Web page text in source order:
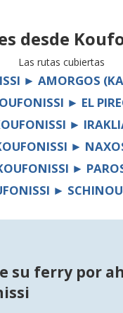
desde
Las rutas cubiertas
► AMORGOS
► EL
►
►
►
►
su ferry por